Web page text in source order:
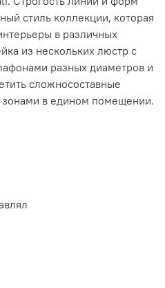
стиль коллекции, которая
в различных
из нескольких люстр с
разных диаметров и
сложносоставные
в едином помещении.